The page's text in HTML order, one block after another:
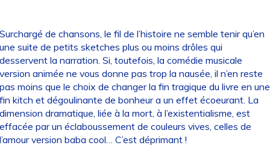
de chansons, le fil de l’histoire ne semble tenir qu’en
suite de petits sketches plus ou moins drôles qui
la narration. Si, toutefois, la comédie musicale
animée ne vous donne pas trop la nausée, il n’en reste
moins que le choix de changer la fin tragique du livre en une
kitch et dégoulinante de bonheur a un effet écoeurant. La
dramatique, liée à la mort, à l’existentialisme, est
par un éclaboussement de couleurs vives, celles de
version baba cool… C’est déprimant !